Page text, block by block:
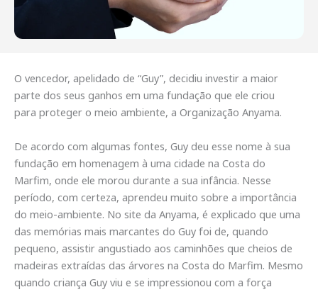
O vencedor, apelidado de “Guy”, decidiu investir a maior
parte dos seus ganhos em uma fundação que ele criou
para proteger o meio ambiente, a Organização Anyama.
De acordo com algumas fontes, Guy deu esse nome à sua
fundação em homenagem à uma cidade na Costa do
Marfim, onde ele morou durante a sua infância. Nesse
período, com certeza, aprendeu muito sobre a importância
do meio-ambiente. No site da Anyama, é explicado que uma
das memórias mais marcantes do Guy foi de, quando
pequeno, assistir angustiado aos caminhões que cheios de
madeiras extraídas das árvores na Costa do Marfim. Mesmo
quando criança Guy viu e se impressionou com a força